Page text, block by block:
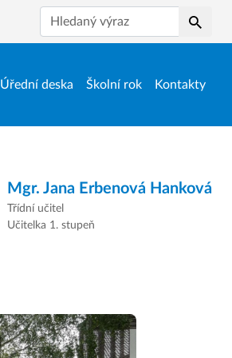
Úřední deska Školní rok Kontakty
Hledat
Mgr. Jana Erbenová Hanková
Třídní učitel
Učitelka 1. stupeň